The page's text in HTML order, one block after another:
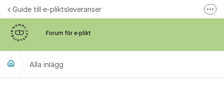
Hoppa till innehåll
Guide till e-pliktsleveranser
Alla inlägg